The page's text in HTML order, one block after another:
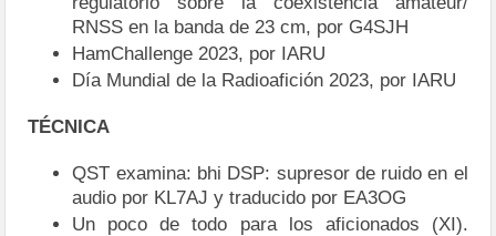
RNSS en la banda de 23 cm, por G4SJH
HamChallenge 2023, por IARU
Día Mundial de la Radioafición 2023, por IARU
TÉCNICA
QST examina: bhi DSP: supresor de ruido en el
audio por KL7AJ y traducido por EA3OG
Un poco de todo para los aficionados (XI).